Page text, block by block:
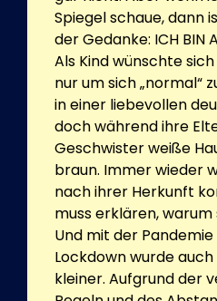
Spiegel schaue, dann
der Gedanke: ICH BIN
Als Kind wünschte
nur um sich „normal“
in einer liebevollen
doch während ihre
Geschwister weiße
braun. Immer wieder
nach ihrer Herkunft
muss erklären, warum
Und mit der
Lockdown wurde
kleiner. Aufgrund der